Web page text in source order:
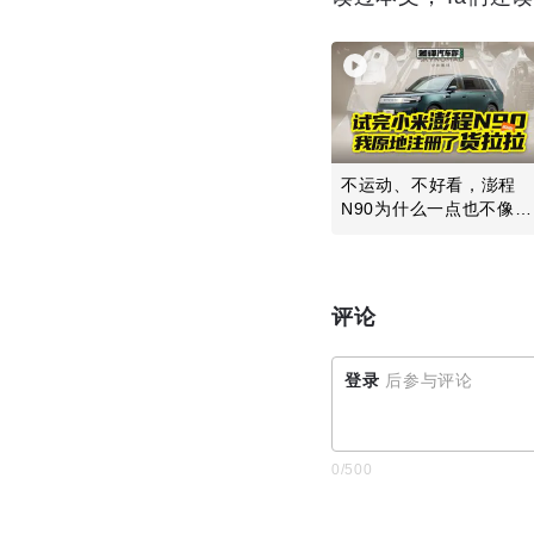
不运动、不好看，澎程
N90为什么一点也不像小
评论
登录 后参与评论
0/500